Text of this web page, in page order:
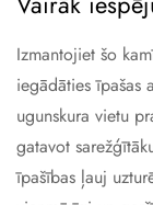
Izmantojiet šo
iegādāties īpašas
ugunskura vietu
gatavot
īpašības ļauj